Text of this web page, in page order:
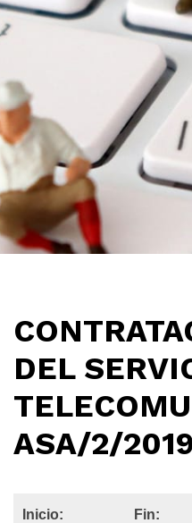
DEL
ASA/2/2019
Inicio:
Fin: